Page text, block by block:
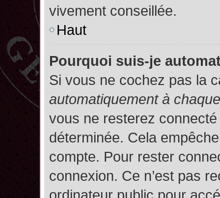
vivement conseillée.
Haut
Pourquoi suis-je
Si vous ne cochez pas la
automatiquement à
vous ne resterez
déterminée. Cela
compte. Pour rester
connexion. Ce n’est pas